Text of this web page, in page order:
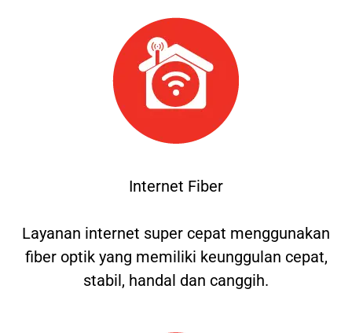
Internet Fiber
Layanan internet super cepat menggunakan
fiber optik yang memiliki keunggulan cepat,
stabil, handal dan canggih.